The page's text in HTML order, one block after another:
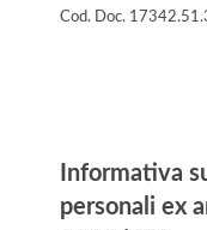
Cod. Doc.
Informativa
personali ex